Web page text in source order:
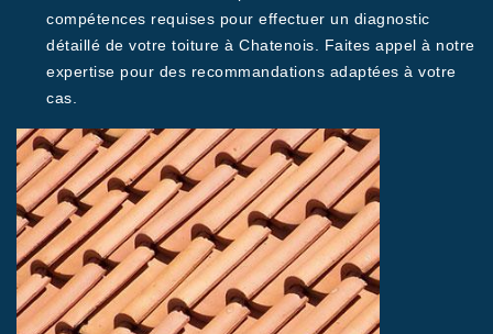
compétences requises pour effectuer un diagnostic
détaillé de votre toiture à Chatenois. Faites appel à notre
expertise pour des recommandations adaptées à votre
cas.